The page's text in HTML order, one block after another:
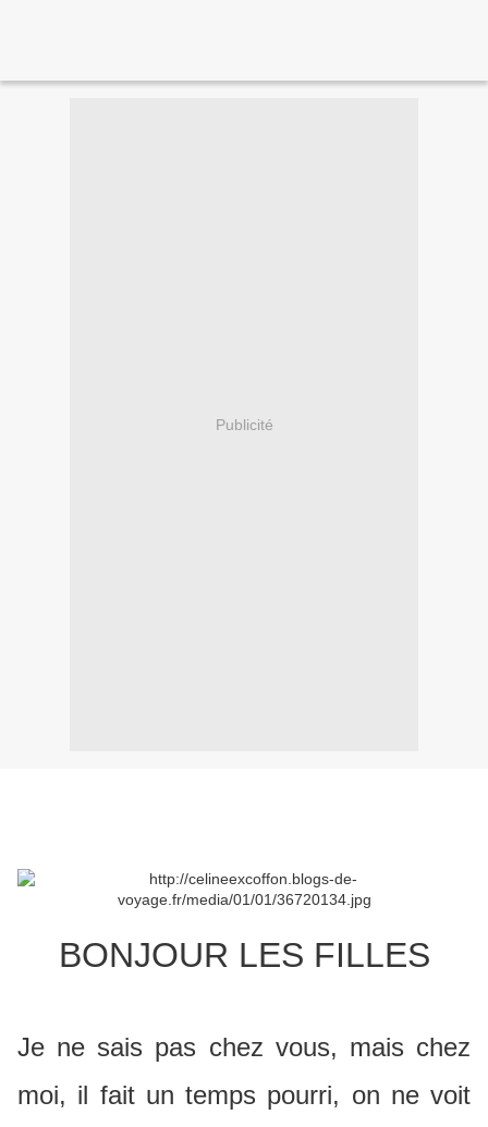
Publicité
BONJOUR LES FILLES
Je ne sais pas chez vous, mais chez
moi, il fait un temps pourri, on ne voit